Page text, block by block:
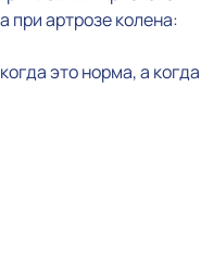
при артрозе колена:
это норма, а когда